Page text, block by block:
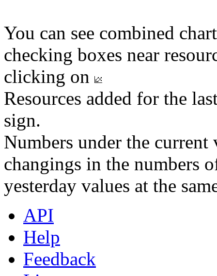
You can see combined
checking boxes near
clicking on
Resources added for the
sign.
Numbers under the
changings in the numbers
yesterday values at the
API
Help
Feedback